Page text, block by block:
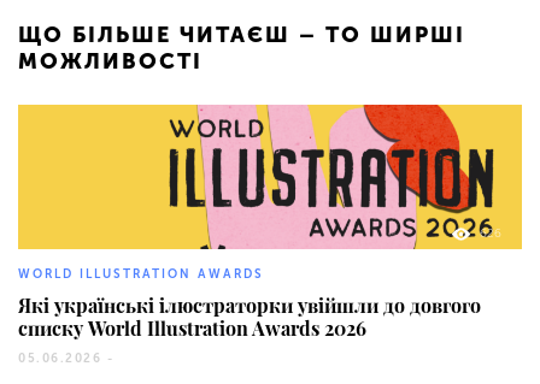
ЩО БІЛЬШЕ ЧИТАЄШ – ТО ШИРШІ
МОЖЛИВОСТІ
626
WORLD ILLUSTRATION AWARDS
Які українські ілюстраторки увійшли до довгого
списку World Illustration Awards 2026
05.06.2026 -